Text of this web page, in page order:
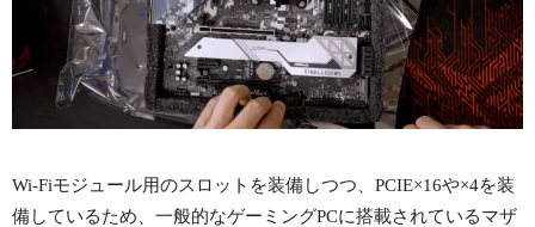
Wi-Fiモジュール用のスロットを装備しつつ、PCIE×16や×4を装
備しているため、一般的なゲーミングPCに搭載されているマザ